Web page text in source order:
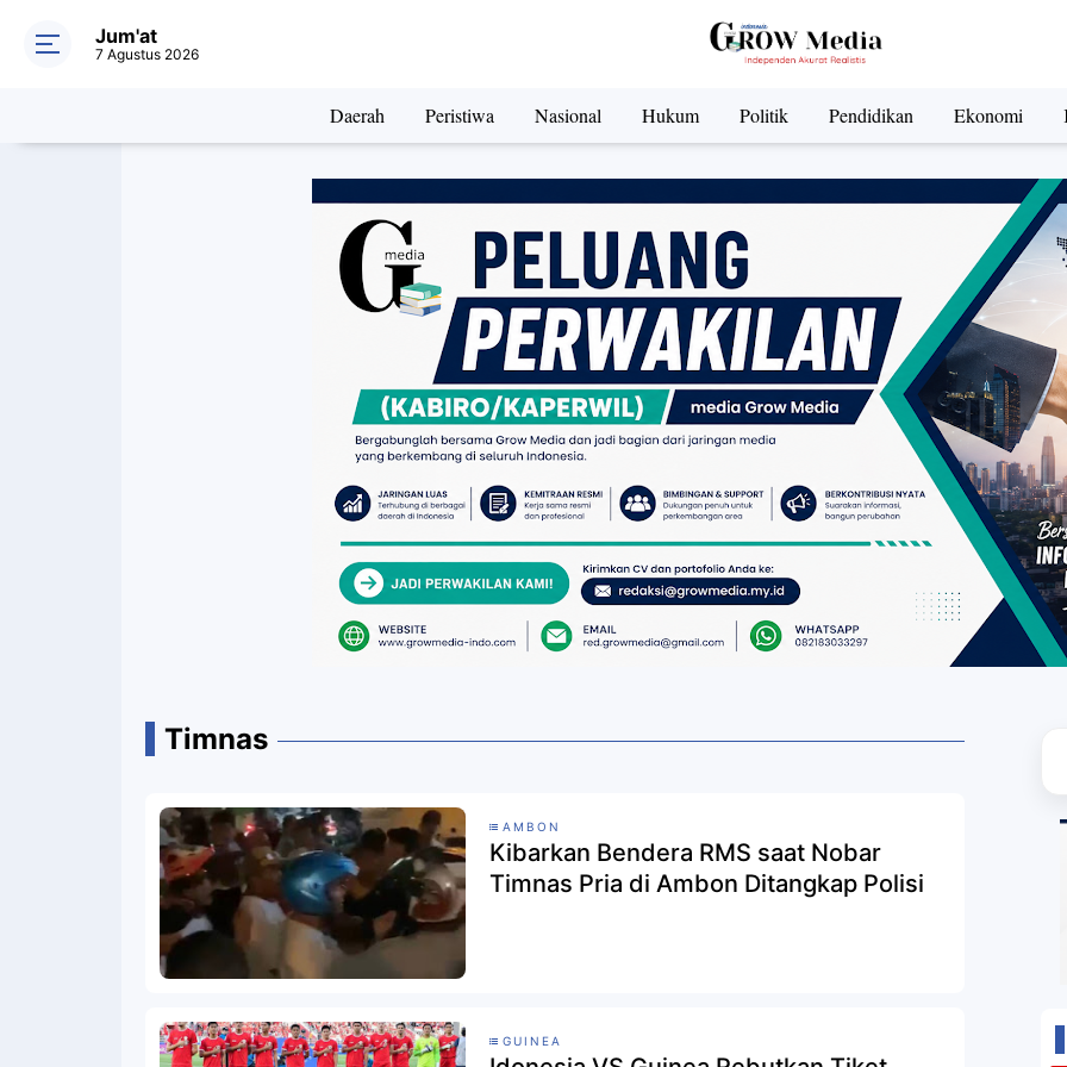
Jum'at
7 Agustus 2026
Daerah Peristiwa Nasional Hukum Politik Pendidikan Ekonomi
Timnas
AMBON
Kibarkan Bendera RMS saat Nobar
Timnas Pria di Ambon Ditangkap Polisi
GUINEA